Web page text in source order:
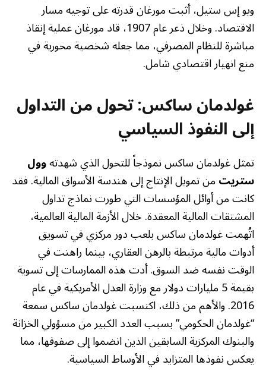
ويو إس ستيل، أثبت مورغان قدرته على توجيه مسار
الاقتصاد. وخلال ذعر عام 1907، قاد مورغان عملية إنقاذ
مباشرة للنظام المصرفي، مما جعله شخصية محورية في
منع انهيار اقتصادي شامل.
غولدمان ساكس: تحول من التداول
إلى النفوذ السياسي
تمثل غولدمان ساكس نموذجاً للتحول الذي شهدتهوول
ستريتمن تمويل الإنتاج إلى هندسة الأسواق المالية. فقد
كانت من أوائل المؤسسات التي طورت نماذج تداول
المشتقات المالية المعقدة. خلال الأزمة المالية العالمية،
اتُهمت غولدمان ساكس بلعب دور مركزي في تسويق
أدوات مالية مرتبطة بالرهن العقاري، بينما راهنت في
الوقت نفسه ضد السوق. أدت هذه الممارسات إلى تسوية
بقيمة 5 مليارات دولار مع وزارة العدل الأمريكية في عام
2016. والأهم من ذلك، اكتسبت غولدمان ساكس سمعة
“غولدمان الحكومي” بسبب العدد الكبير من مسؤولي الخزانة
والبنوك المركزية السابقين الذين انضموا إلى صفوفها، مما
يعكس نفوذها المتزايد في الأوساط السياسية.